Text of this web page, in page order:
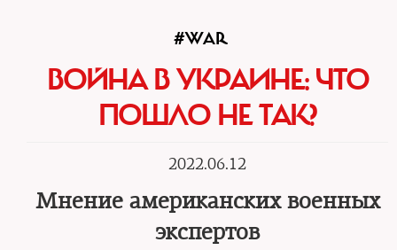
#WAR
ВОЙНА В УКРАИНЕ: ЧТО
ПОШЛО НЕ ТАК?
2022.06.12
Мнение американских военных
экспертов